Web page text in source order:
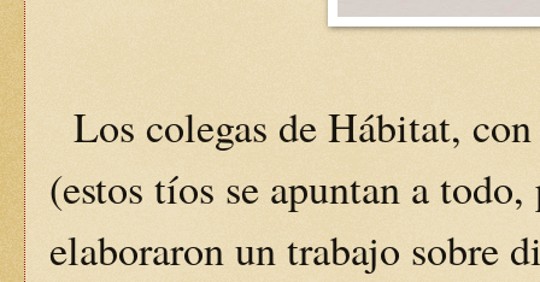
Los colegas de Hábitat,
(estos tíos se apuntan a
elaboraron un trabajo sobre